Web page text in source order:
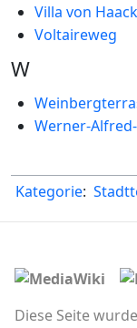
Villa von
Voltaireweg
W
Werner-
Kategorie:
Diese Seite